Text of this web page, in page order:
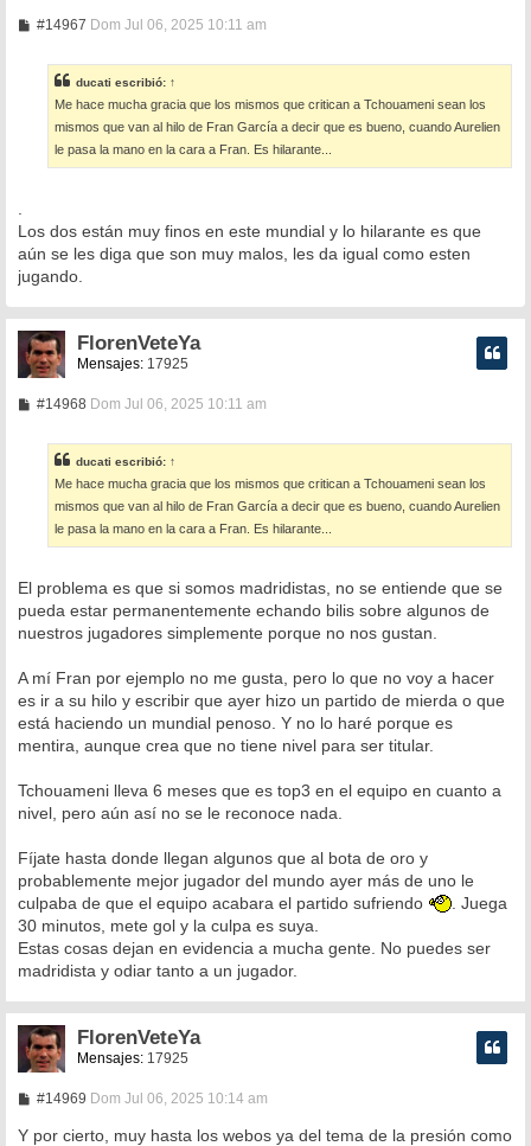
#14967M
a
j
e
Dom Jul 06, 2025 10:11 am
ducati escribió: ↑
Me hace mucha gracia que los mismos que critican a Tchouameni sean los
mismos que van al hilo de Fran García a decir que es bueno, cuando Aurelien
le pasa la mano en la cara a Fran. Es hilarante...
Los dos están muy finos en este mundial y lo hilarante es que
aún se les diga que son muy malos, les da igual como esten
jugando.
FlorenVeteYa
Mensajes: 17925
#14968M
a
j
e
Dom Jul 06, 2025 10:11 am
ducati escribió: ↑
Me hace mucha gracia que los mismos que critican a Tchouameni sean los
mismos que van al hilo de Fran García a decir que es bueno, cuando Aurelien
le pasa la mano en la cara a Fran. Es hilarante...
El problema es que si somos madridistas, no se entiende que se
pueda estar permanentemente echando bilis sobre algunos de
nuestros jugadores simplemente porque no nos gustan.
A mí Fran por ejemplo no me gusta, pero lo que no voy a hacer
es ir a su hilo y escribir que ayer hizo un partido de mierda o que
está haciendo un mundial penoso. Y no lo haré porque es
mentira, aunque crea que no tiene nivel para ser titular.
Tchouameni lleva 6 meses que es top3 en el equipo en cuanto a
nivel, pero aún así no se le reconoce nada.
Fíjate hasta donde llegan algunos que al bota de oro y
probablemente mejor jugador del mundo ayer más de uno le
culpaba de que el equipo acabara el partido sufriendo
. Juega
30 minutos, mete gol y la culpa es suya.
Estas cosas dejan en evidencia a mucha gente. No puedes ser
madridista y odiar tanto a un jugador.
FlorenVeteYa
Mensajes: 17925
#14969M
n
Dom Jul 06, 2025 10:14 am
Y por cierto, muy hasta los webos ya del tema de la presión como